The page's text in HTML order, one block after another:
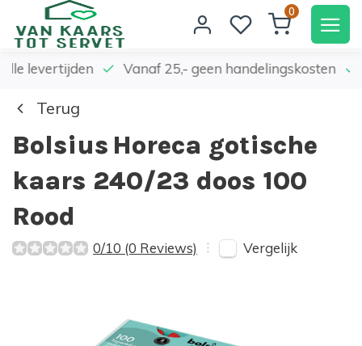
0
levertijden Vanaf 25,- geen handelingskosten
Terug
Bolsius Horeca gotische
kaars 240/23 doos 100
Rood
0/10 (0 Reviews) Vergelijk